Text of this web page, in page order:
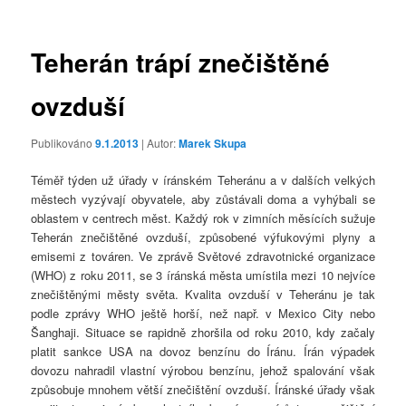
Teherán trápí znečištěné
ovzduší
Publikováno9.1.2013 | Autor:Marek Skupa
Téměř týden už úřady v íránském Teheránu a v dalších velkých
městech vyzývají obyvatele, aby zůstávali doma a vyhýbali se
oblastem v centrech měst. Každý rok v zimních měsících sužuje
Teherán znečištěné ovzduší, způsobené výfukovými plyny a
emisemi z továren. Ve zprávě Světové zdravotnické organizace
(WHO) z roku 2011, se 3 íránská města umístila mezi 10 nejvíce
znečištěnými městy světa. Kvalita ovzduší v Teheránu je tak
podle zprávy WHO ještě horší, než např. v Mexico City nebo
Šanghaji. Situace se rapidně zhoršila od roku 2010, kdy začaly
platit sankce USA na dovoz benzínu do Íránu. Írán výpadek
dovozu nahradil vlastní výrobou benzínu, jehož spalování však
způsobuje mnohem větší znečištění ovzduší. Íránské úřady však